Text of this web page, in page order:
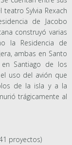
Sylvia Rexach
de Jacobo
construyó varias
la Residencia de
ambas en Santo
Santiago de los
uso del avión que
de la isla y a la
trágicamente al
proyectos)